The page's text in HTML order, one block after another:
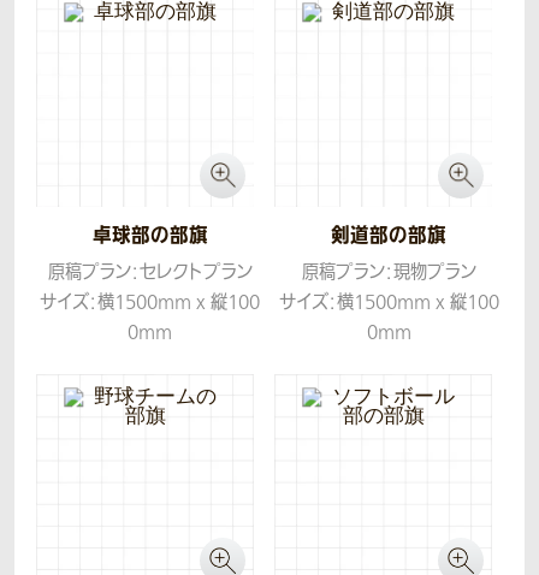
卓球部の部旗
原稿プラン：セレクトプラン
サイズ：横1500mm x 縦100
0mm
剣道部の部旗
原稿プラン：現物プラン
サイズ：横1500mm x 縦100
0mm